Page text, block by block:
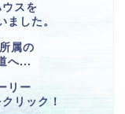
スを
ました。
属の
へ...
リー
クリック！